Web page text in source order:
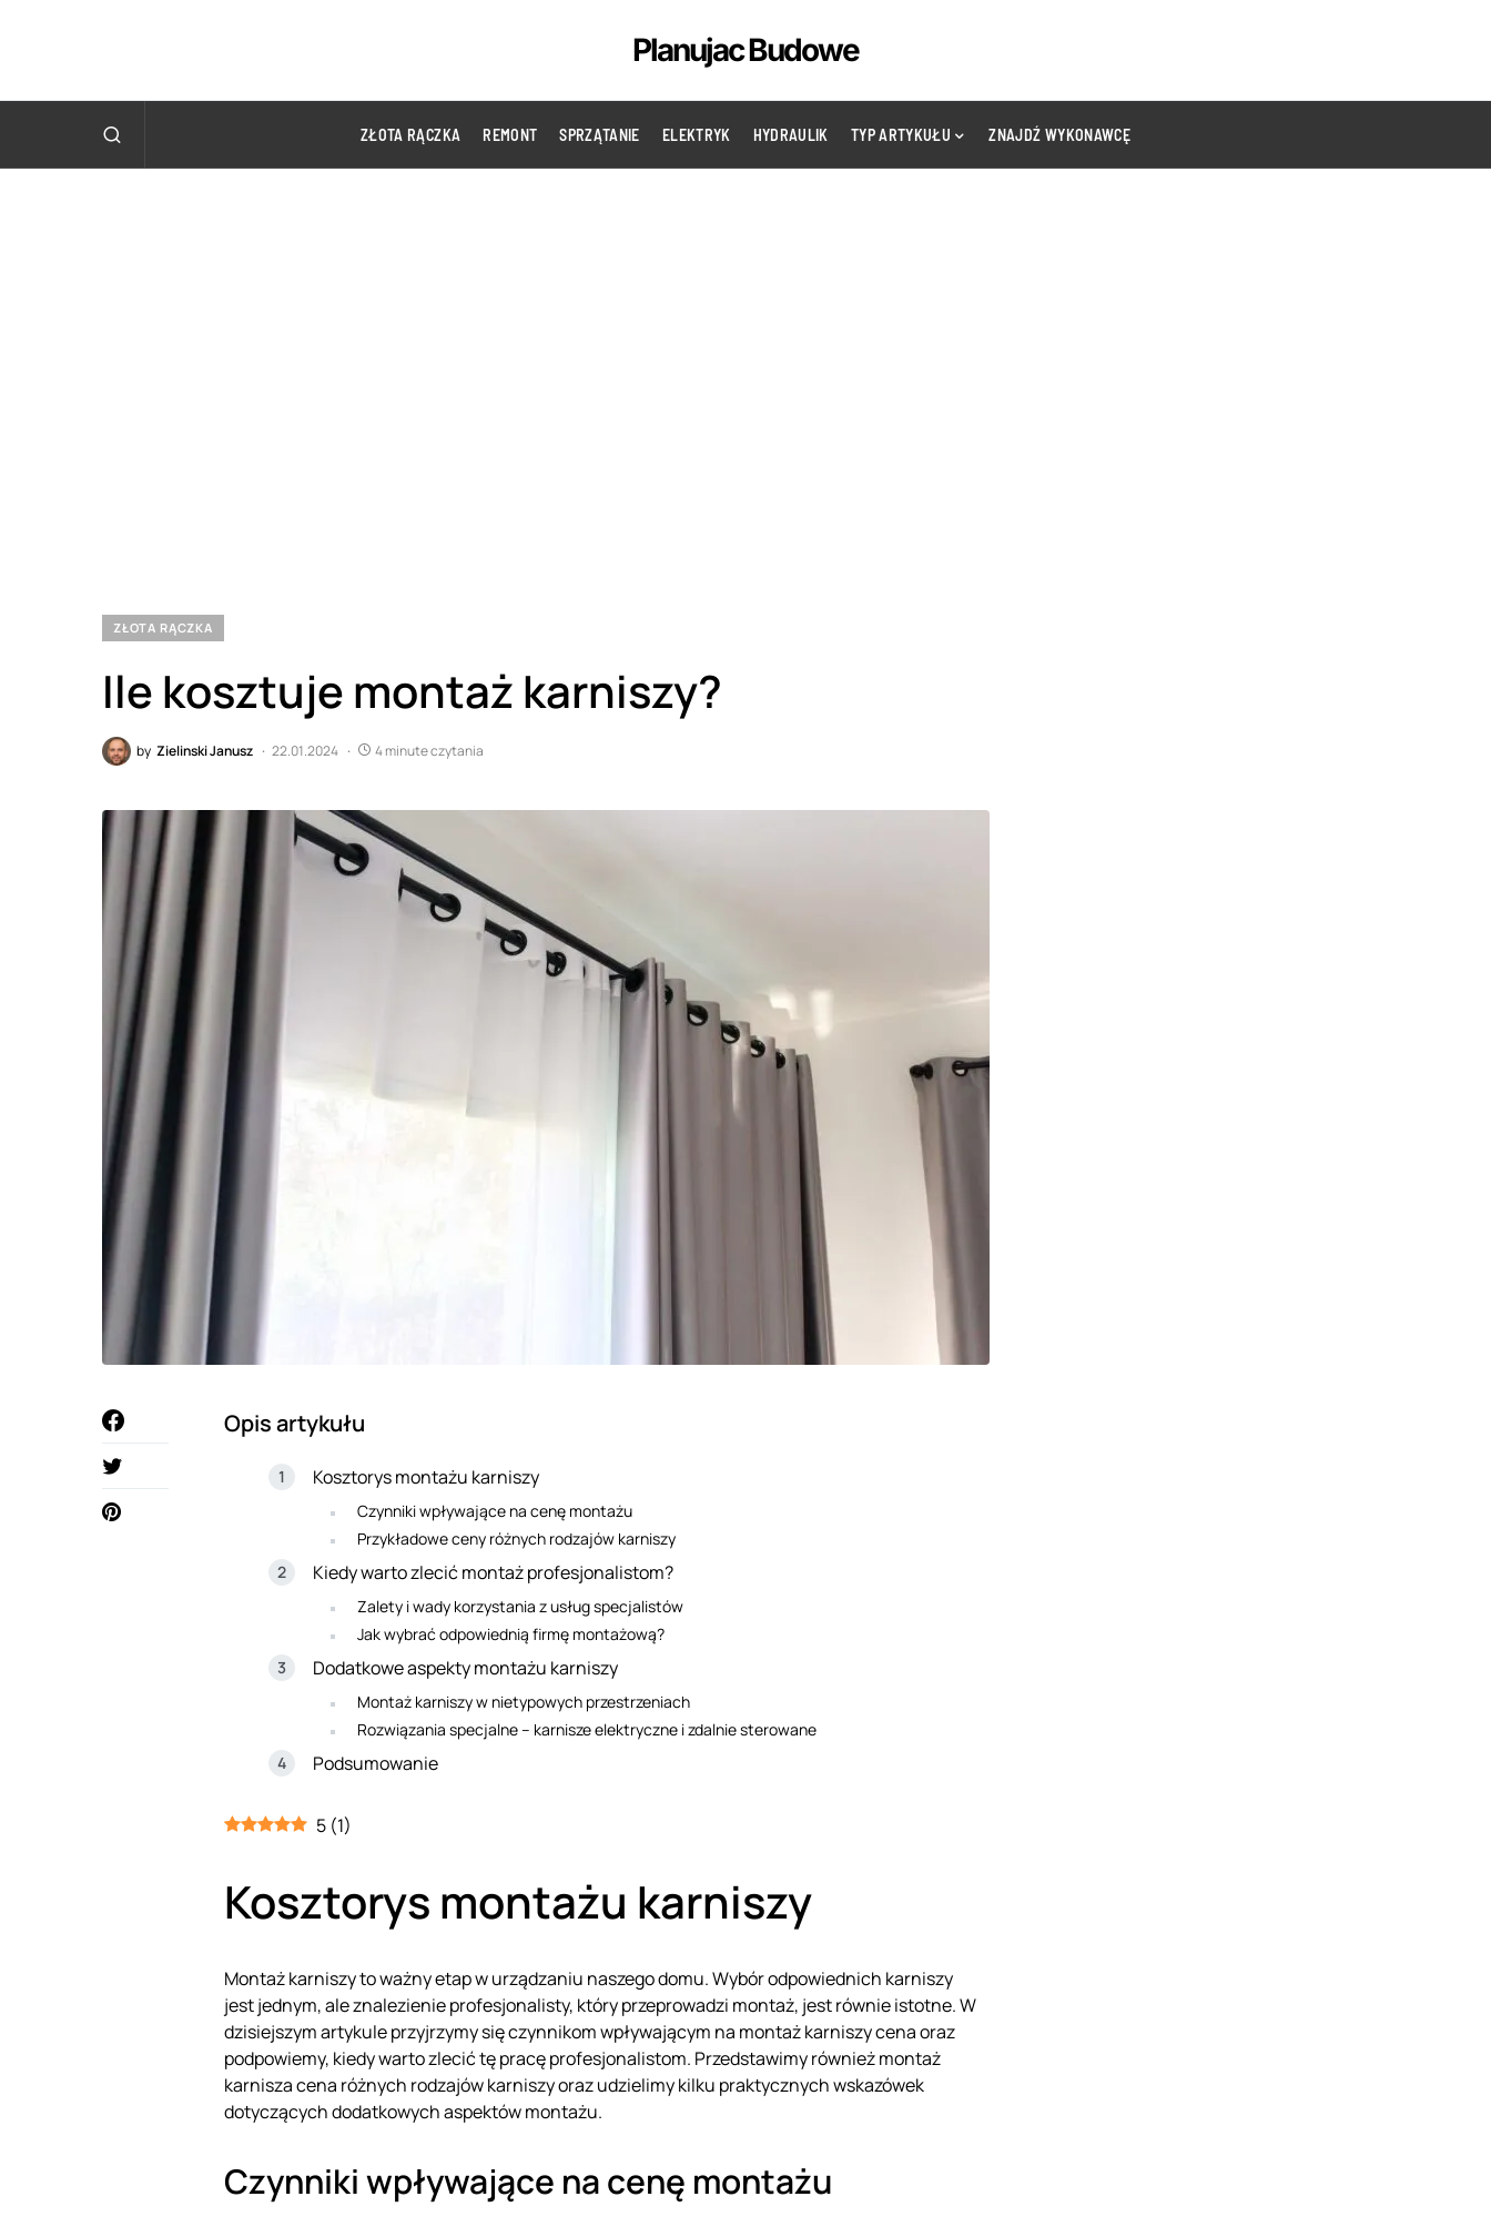
Planujac Budowe
ZŁOTA RĄCZKA REMONT SPRZĄTANIE ELEKTRYK HYDRAULIK TYP ARTYKUŁU ZNAJDŹ WYKONAWCĘ
ZŁOTA RĄCZKA
Ile kosztuje montaż karniszy?
by Zielinski Janusz 22.01.2024 4 minute czytania
Opis artykułu
Kosztorys montażu karniszy
Czynniki wpływające na cenę montażu
Przykładowe ceny różnych rodzajów karniszy
Kiedy warto zlecić montaż profesjonalistom?
Zalety i wady korzystania z usług specjalistów
Jak wybrać odpowiednią firmę montażową?
Dodatkowe aspekty montażu karniszy
Montaż karniszy w nietypowych przestrzeniach
Rozwiązania specjalne – karnisze elektryczne i zdalnie sterowane
Podsumowanie
5 (1)
Kosztorys montażu karniszy
Montaż karniszy to ważny etap w urządzaniu naszego domu. Wybór odpowiednich karniszy
jest jednym, ale znalezienie profesjonalisty, który przeprowadzi montaż, jest równie istotne. W
dzisiejszym artykule przyjrzymy się czynnikom wpływającym na montaż karniszy cena oraz
podpowiemy, kiedy warto zlecić tę pracę profesjonalistom. Przedstawimy również montaż
karnisza cena różnych rodzajów karniszy oraz udzielimy kilku praktycznych wskazówek
dotyczących dodatkowych aspektów montażu.
Czynniki wpływające na cenę montażu